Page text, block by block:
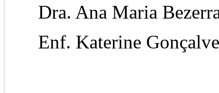
Dra. Ana Maria
Enf. Katerine